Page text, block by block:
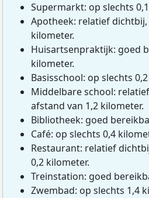
Supermarkt: op slechts
Apotheek: relatief
kilometer.
Huisartsenpraktijk: goed
kilometer.
Basisschool: op slechts
Middelbare school:
afstand van 1,2 kilometer.
Bibliotheek: goed
Café: op slechts 0,4
Restaurant: relatief
0,2 kilometer.
Treinstation: goed
Zwembad: op slechts 1,4